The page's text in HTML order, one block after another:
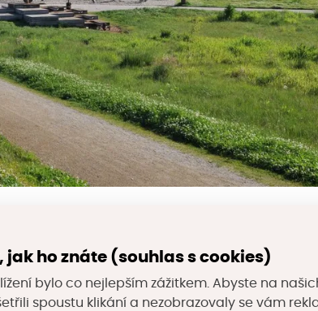
jsou
rychle realizovatelná a nevyžadují
ale chybí : nejsou
multifunkční. Technické
kterému bylo navrženo. V tom se liší od
ho znáte (souhlas s cookies)
bylo co nejlepším zážitkem. Abyste na
spoustu klikání a nezobrazovaly se vám